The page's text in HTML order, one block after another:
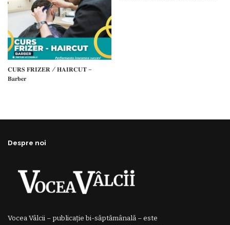
𝐂𝐔𝐑𝐒 𝐅𝐑𝐈𝐙𝐄𝐑 / 𝐇𝐀𝐈𝐑𝐂𝐔𝐓 –
𝐁𝐚𝐫𝐛𝐞𝐫
Despre noi
Vocea Vâlcii – publicație bi-săptămânală – este